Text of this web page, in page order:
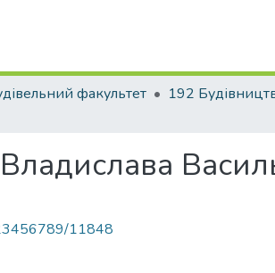
факультет
11848